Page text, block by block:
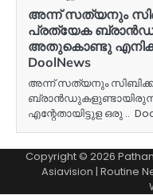
അന്ന് സത്യനും
പ്രത്യേക
അതുകൊണ്ടു എനിക്ക്
DoolNews
അന്ന് സത്യനും
എന്റേതായിട്ടുള ഒരു ..
Copyright © 2026
Asiavision | Routine